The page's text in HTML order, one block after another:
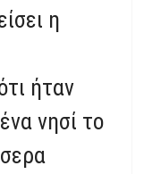
η
ήταν
νησί το